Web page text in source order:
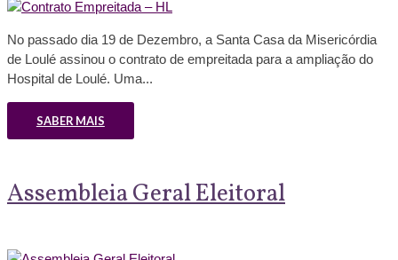
No passado dia 19 de Dezembro, a Santa Casa da Misericórdia
de Loulé assinou o contrato de empreitada para a ampliação do
Hospital de Loulé. Uma...
SABER MAIS
Assembleia Geral Eleitoral